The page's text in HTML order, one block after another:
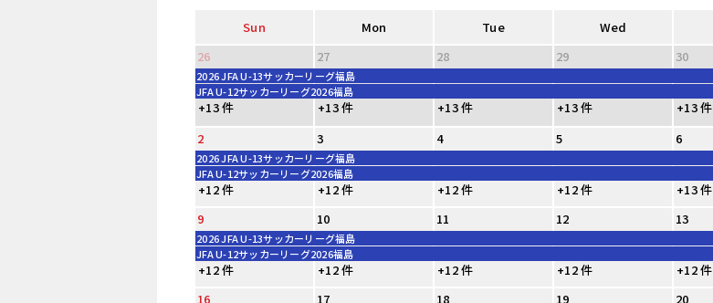
Sun Mon Tue Wed
26
27 28 29 30
2026 JFA U-13サッカーリーグ福島
JFA U-12サッカーリーグ2026福島
+13 件 +13 件 +13 件 +13 件 +13 件
2
3 4 5 6
2026 JFA U-13サッカーリーグ福島
JFA U-12サッカーリーグ2026福島
+12 件 +12 件 +12 件 +12 件 +13 件
9
10 11 12 13
2026 JFA U-13サッカーリーグ福島
JFA U-12サッカーリーグ2026福島
+12 件 +12 件 +12 件 +12 件 +12 件
16
17 18 19 20